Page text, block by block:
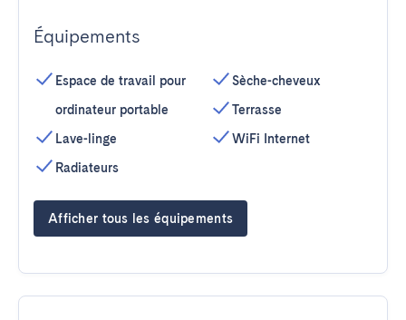
Équipements
Espace de travail pour
ordinateur portable
Lave-linge
Radiateurs
Sèche-cheveux
Terrasse
WiFi Internet
Afficher tous les équipements